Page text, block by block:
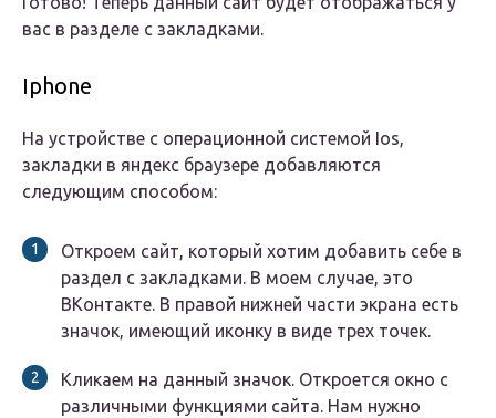
вас в разделе с закладками.
Iphone
На устройстве с операционной системой Ios,
закладки в яндекс браузере добавляются
следующим способом:
Откроем сайт, который хотим добавить себе в
раздел с закладками. В моем случае, это
ВКонтакте. В правой нижней части экрана есть
значок, имеющий иконку в виде трех точек.
Кликаем на данный значок. Откроется окно с
различными функциями сайта. Нам нужно